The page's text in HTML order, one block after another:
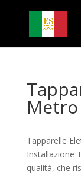
Metro
Tapparelle
Installazione
qualità, che